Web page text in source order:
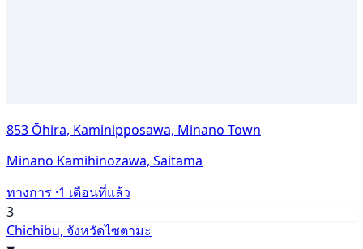
853 Ōhira, Kaminipposawa, Minano Town
Minano Kamihinozawa, Saitama
ทางการ ·1 เดือนที่แล้ว
3
Chichibu, จังหวัดไซตามะ